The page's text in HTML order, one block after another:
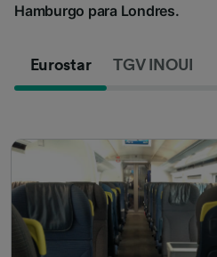
Hamburgo para Londres.
Eurostar TGV INOUI